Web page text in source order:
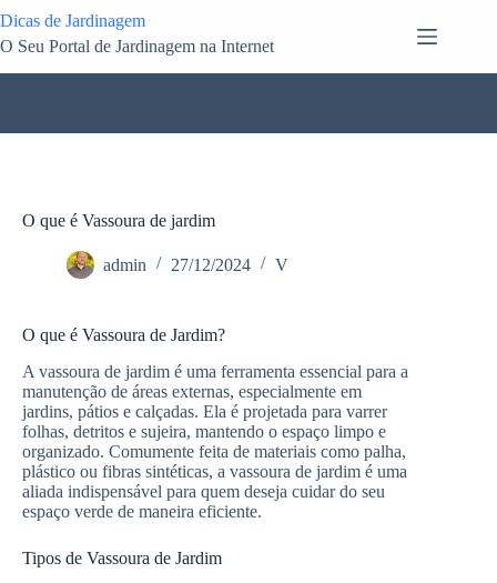
para
o
Dicas de Jardinagem
O Seu Portal de Jardinagem na Internet
O que é Vassoura de jardim
admin 27/12/2024 V
O que é Vassoura de Jardim?
A vassoura de jardim é uma ferramenta essencial para a
manutenção de áreas externas, especialmente em
jardins, pátios e calçadas. Ela é projetada para varrer
folhas, detritos e sujeira, mantendo o espaço limpo e
organizado. Comumente feita de materiais como palha,
plástico ou fibras sintéticas, a vassoura de jardim é uma
aliada indispensável para quem deseja cuidar do seu
espaço verde de maneira eficiente.
Tipos de Vassoura de Jardim